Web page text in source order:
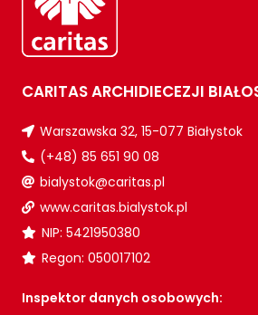
CARITAS ARCHIDIECEZJI
Warszawska 32, 15-077 Białystok
(+48) 85 651 90 08
bialystok@caritas.pl
www.caritas.bialystok.pl
NIP: 5421950380
Regon: 050017102
Inspektor danych osobowych: